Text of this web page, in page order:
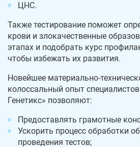
ЦНС.
Также тестирование поможет
крови и злокачественные
этапах и подобрать курс
чтобы избежать их развития.
Новейшее материально-
колоссальный опыт
Генетикс» позволяют:
Предоставлять грамотные
Ускорить процесс обработки
проведения тестов;